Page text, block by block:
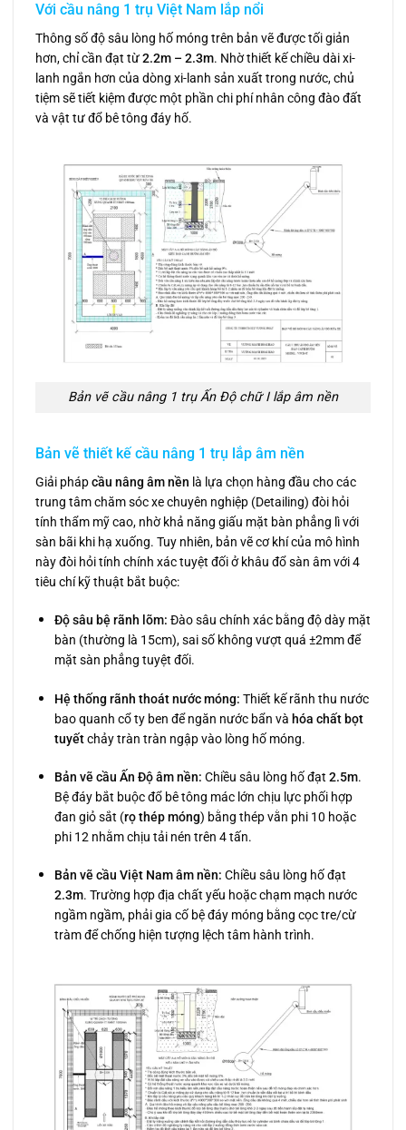
Với cầu nâng 1 trụ Việt Nam lắp nổi
Thông số độ sâu lòng hố móng trên bản vẽ được tối giản
hơn, chỉ cần đạt từ2.2m – 2.3m. Nhờ thiết kế chiều dài xi-
lanh ngắn hơn của dòng xi-lanh sản xuất trong nước, chủ
tiệm sẽ tiết kiệm được một phần chi phí nhân công đào đất
và vật tư đổ bê tông đáy hố.
Bản vẽ cầu nâng 1 trụ Ấn Độ chữ I lắp âm nền
Bản vẽ thiết kế cầu nâng 1 trụ lắp âm nền
Giải phápcầu nâng âm nền là lựa chọn hàng đầu cho các
trung tâm chăm sóc xe chuyên nghiệp (Detailing) đòi hỏi
tính thẩm mỹ cao, nhờ khả năng giấu mặt bàn phẳng lì với
sàn bãi khi hạ xuống. Tuy nhiên, bản vẽ cơ khí của mô hình
này đòi hỏi tính chính xác tuyệt đối ở khâu đổ sàn âm với 4
tiêu chí kỹ thuật bắt buộc:
Độ sâu bệ rãnh lõm: Đào sâu chính xác bằng độ dày mặt
bàn (thường là 15cm), sai số không vượt quá ±2mm để
mặt sàn phẳng tuyệt đối.
Hệ thống rãnh thoát nước móng: Thiết kế rãnh thu nước
bao quanh cổ ty ben để ngăn nước bẩn và hóa chất bọt
tuyếtchảy tràn tràn ngập vào lòng hố móng.
Bản vẽ cầu Ấn Độ âm nền: Chiều sâu lòng hố đạt 2.5m.
Bệ đáy bắt buộc đổ bê tông mác lớn chịu lực phối hợp
đan giỏ sắt (rọ thép móng) bằng thép vằn phi 10 hoặc
phi 12 nhằm chịu tải nén trên 4 tấn.
Bản vẽ cầu Việt Nam âm nền: Chiều sâu lòng hố đạt
2.3m. Trường hợp địa chất yếu hoặc chạm mạch nước
ngầm ngầm, phải gia cố bệ đáy móng bằng cọc tre/cừ
tràm để chống hiện tượng lệch tâm hành trình.